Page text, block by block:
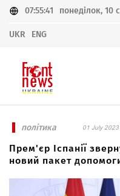
07:55:41 понеділок, 10
UKR ENG
політика 01 July
Прем'єр Іспанії
новий пакет